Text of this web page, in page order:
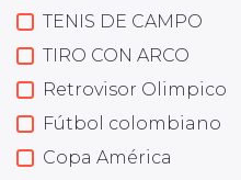
TENIS DE CAMPO
TIRO CON ARCO
Retrovisor Olimpico
Fútbol colombiano
Copa América